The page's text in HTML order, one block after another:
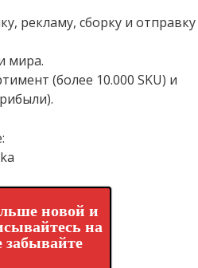
рекламу, сборку и отправку
мира.
(более 10.000 SKU) и
новой и
на